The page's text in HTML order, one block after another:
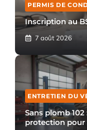
PERMIS DE
Inscription au
7 août 2026
ENTRETIEN DU
Sans plomb
protection